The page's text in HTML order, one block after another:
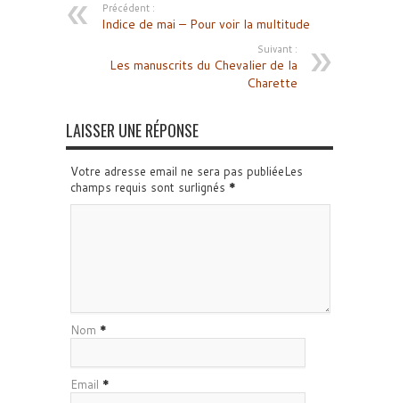
Précédent :
Indice de mai – Pour voir la multitude
Suivant :
Les manuscrits du Chevalier de la
Charette
LAISSER UNE RÉPONSE
Votre adresse email ne sera pas publiéeLes
champs requis sont surlignés *
Nom *
Email *